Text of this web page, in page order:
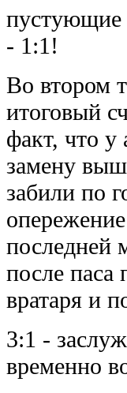
пустующие
- 1:1!
Во втором
итоговый
факт, что у
замену
забили по
последней
после паса
вратаря и
3:1 -
временно